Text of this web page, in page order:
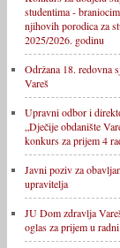
studentima -
njihovih porodica za
2025/2026. godinu
Održana 18. redovna
Vareš
Upravni odbor i
„Dječije obdanište
konkurs za prijem 4
Javni poziv za
upravitelja
JU Dom zdravlja
oglas za prijem u